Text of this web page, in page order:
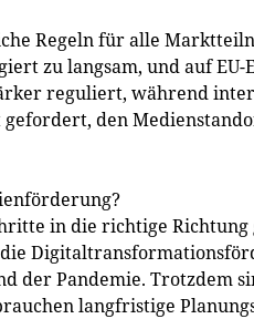
Regeln für alle
zu langsam, und auf EU-
reguliert, während
den
in die richtige
der Pandemie. Trotzdem
langfristige